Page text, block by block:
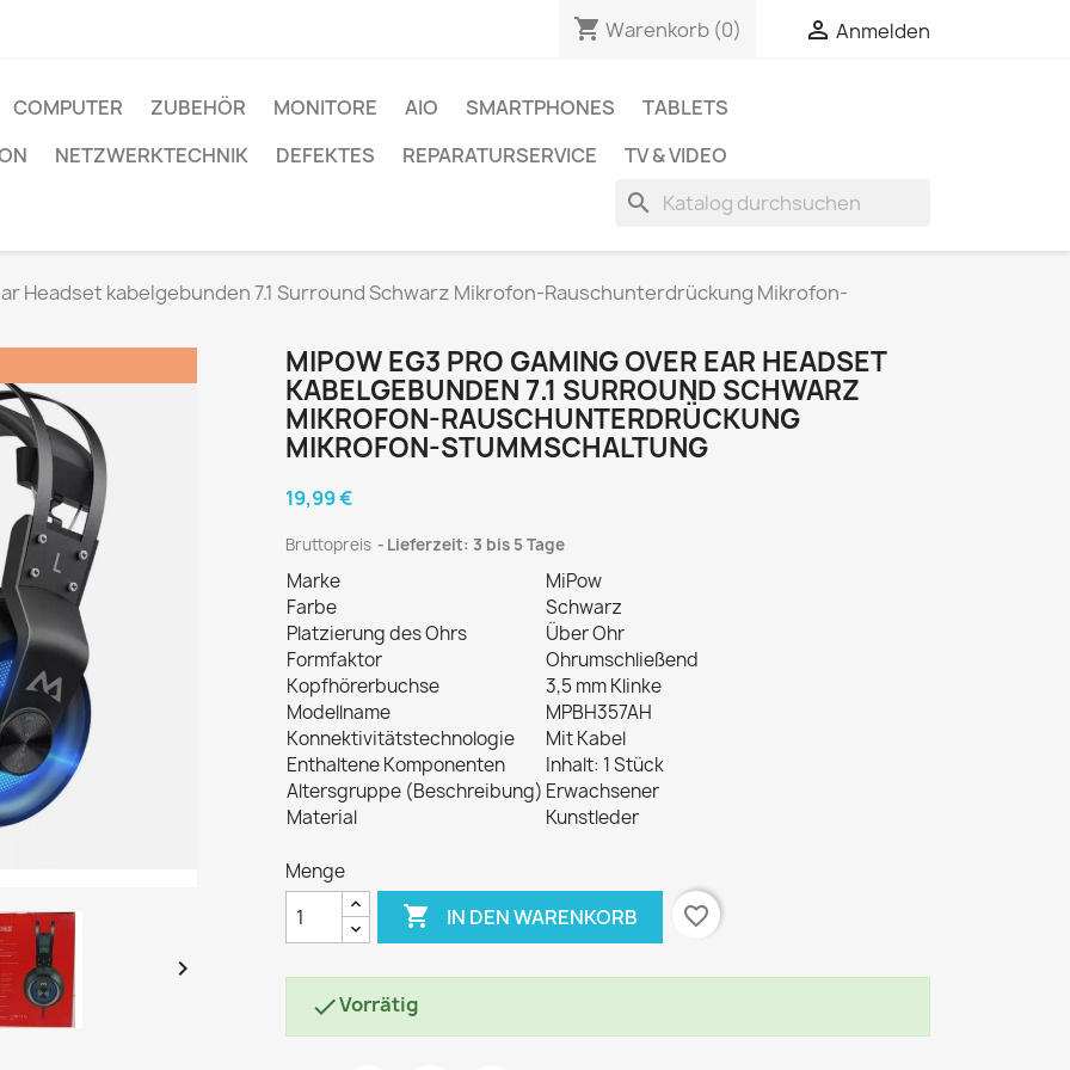
shopping_cart Warenkorb (0)  Anmelden
COMPUTER ZUBEHÖR MONITORE AIO SMARTPHONES
TABLETS
NETZWERKTECHNIK DEFEKTES REPARATURSERVICE TV & VIDEO
search
Headset kabelgebunden 7.1 Surround Schwarz Mikrofon-Rauschunterdrückung Mikrofon-

MIPOW EG3 PRO GAMING OVER EAR HEADSET
KABELGEBUNDEN 7.1 SURROUND SCHWARZ
MIKROFON-RAUSCHUNTERDRÜCKUNG
MIKROFON-STUMMSCHALTUNG
19,99 €
Bruttopreis Lieferzeit: 3 bis 5 Tage
Marke
MiPow
Farbe
Schwarz
Platzierung des Ohrs
Über Ohr
Formfaktor
Ohrumschließend
Kopfhörerbuchse
3,5 mm Klinke
Modellname
MPBH357AH
Konnektivitätstechnologie
Mit Kabel
Enthaltene Komponenten
Inhalt: 1 Stück
Altersgruppe (Beschreibung) Erwachsener
Material
Kunstleder
Menge
 IN DEN WARENKORB favorite_border
Vorrätig